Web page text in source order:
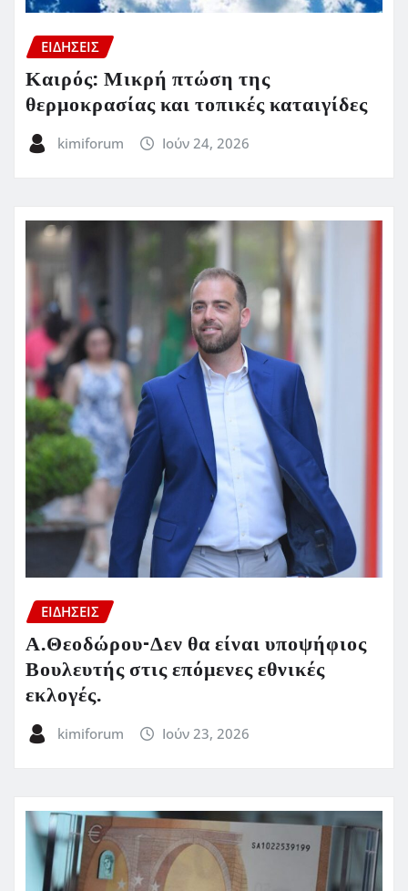
ΕΙΔΗΣΕΙΣ
Καιρός: Μικρή πτώση της
θερμοκρασίας και τοπικές καταιγίδες
kimiforum Ιούν 24, 2026
ΕΙΔΗΣΕΙΣ
Α.Θεοδώρου-Δεν θα είναι υποψήφιος
Βουλευτής στις επόμενες εθνικές
εκλογές.
kimiforum Ιούν 23, 2026